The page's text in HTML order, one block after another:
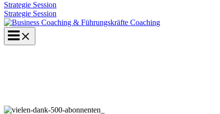
Strategie Session
Strategie Session